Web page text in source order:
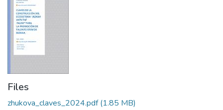
Statistics
Policies
Files
zhukova_claves_2024.pdf(1.85 MB)